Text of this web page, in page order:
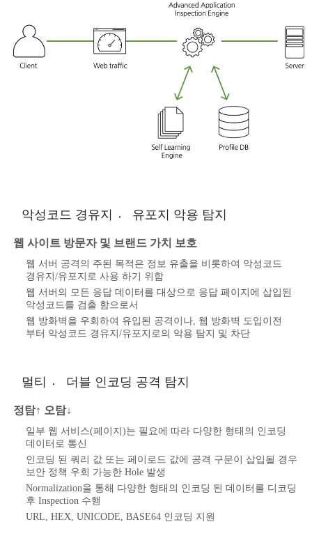
악성코드 경유지 〮 유포지 악용 탐지
웹 사이트 방문자 및 브랜드 가치 보호
웹 서버 공격의 주된 목적은 정보 유출을 비롯하여 악성코드
경유지/유포지로 사용 하기 위함
웹 서버의 모든 응답 데이터를 대상으로 응답 페이지에 삽입된
악성코드를 검출 함으로서
웹 방화벽을 우회하여 유입된 공격이나, 웹 방화벽 도입이전
부터 악성코드 경유지/유포지로의 악용 탐지 및 차단
멀티 〮 더블 인코딩 공격 탐지
정탐↑ 오탐↓
일부 웹 서비스(페이지)는 필요에 따라 다양한 형태의 인코딩
데이터로 통신
인코딩 된 쿼리 값 또는 페이로드 값에 공격 구문이 삽입될 경우
보안 정책 우회 가능한 Hole 발생
Normalization을 통해 다양한 형태의 인코딩 된 데이터를 디코딩
후 Inspection 수행
URL, HEX, UNICODE, BASE64 인코딩 지원